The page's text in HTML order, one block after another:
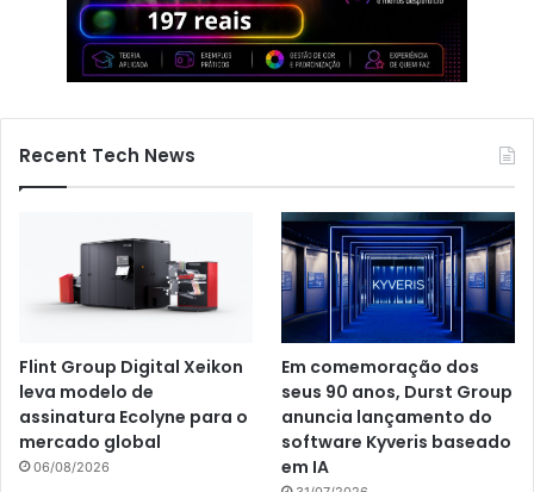
Recent Tech News
Flint Group Digital Xeikon
leva modelo de
assinatura Ecolyne para o
mercado global
06/08/2026
Em comemoração dos
seus 90 anos, Durst Group
anuncia lançamento do
software Kyveris baseado
em IA